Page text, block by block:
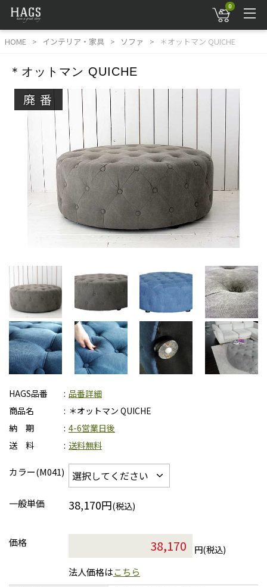
0
HOME インテリア・家具 ソファ ＊オットマン QUICHE
＊オットマン QUICHE
廃番
HAGS品番
品番詳細
商品名
＊オットマン QUICHE
納 期
4-6営業日後
送 料
送料無料
カラー(M041)
一般単価 38,170円(税込)
価格
円(税込)
法人価格はこちら